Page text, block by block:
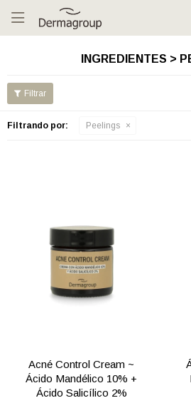

INGREDIENTES >
Filtrando por: Peelings
Acné Control Cream ~
Ácido Mandélico 10% +
Ácido Salicílico 2%